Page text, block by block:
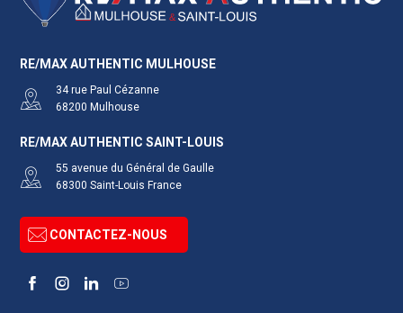
RE/MAX AUTHENTIC MULHOUSE
34 rue Paul Cézanne
68200 Mulhouse
RE/MAX AUTHENTIC SAINT-LOUIS
55 avenue du Général de Gaulle
68300 Saint-Louis France
CONTACTEZ-NOUS
FacebookInstagramLinkedInYouTube